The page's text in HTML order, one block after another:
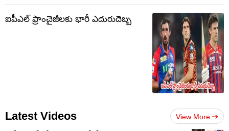
ఐపీఎల్ ఫ్రాంచైజీలకు భారీ ఎదురుదెబ్బ
Latest Videos View More